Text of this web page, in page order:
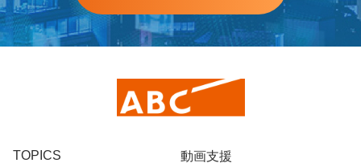
TOPICS 動画支援